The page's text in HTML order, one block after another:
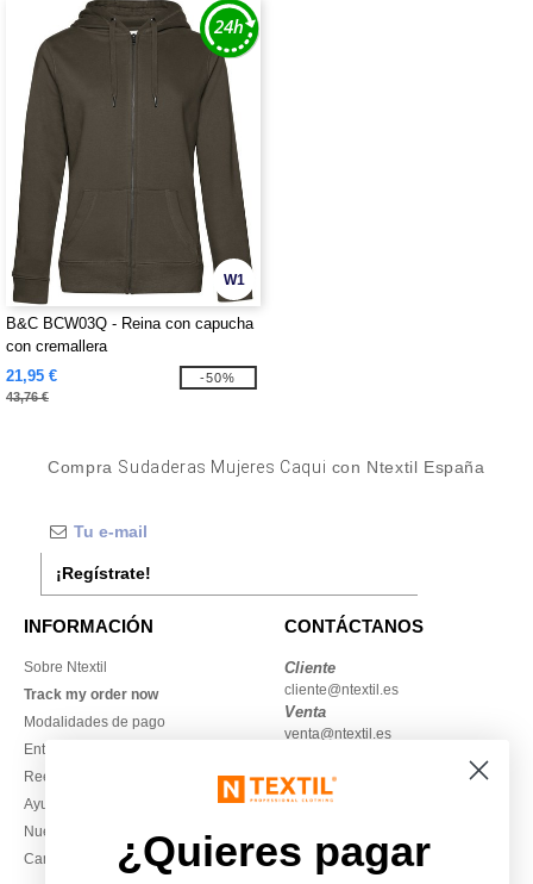
W1
B&C BCW03Q - Reina con capucha
con cremallera
21,95 €
43,76 €
-50%
Compra Sudaderas Mujeres Caqui con Ntextil España
¡Regístrate!
INFORMACIÓN
Sobre Ntextil
Track my order now
Modalidades de pago
Entrega
Reembolsos / devoluciones
Ayuda & FAQs
Nuestros compromisos
Camisetas locales al por mayor
CONTÁCTANOS
Cliente
cliente@ntextil.es
Venta
venta@ntextil.es
930 410 200
Viernes: 10:00–14:00
¿Quieres pagar